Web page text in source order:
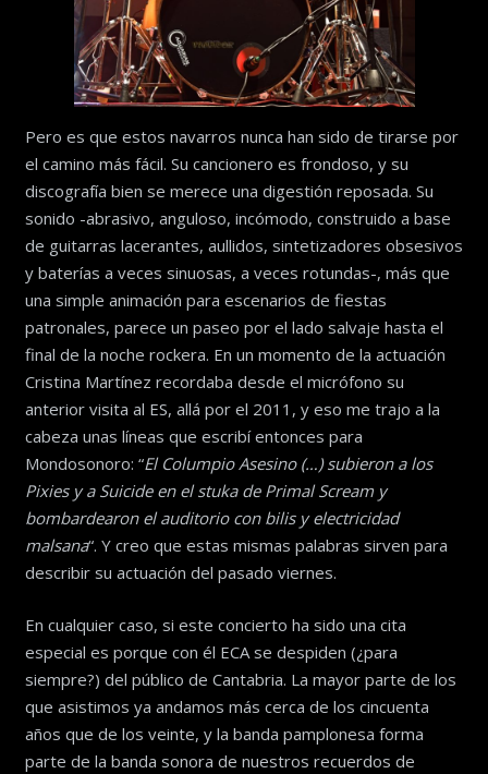
Pero es que estos navarros nunca han sido de tirarse por
el camino más fácil. Su cancionero es frondoso, y su
discografía bien se merece una digestión reposada. Su
sonido -abrasivo, anguloso, incómodo, construido a base
de guitarras lacerantes, aullidos, sintetizadores obsesivos
y baterías a veces sinuosas, a veces rotundas-, más que
una simple animación para escenarios de fiestas
patronales, parece un paseo por el lado salvaje hasta el
final de la noche rockera. En un momento de la actuación
Cristina Martínez recordaba desde el micrófono su
anterior visita al ES, allá por el 2011, y eso me trajo a la
cabeza unas líneas que escribí entonces para
Mondosonoro: “El Columpio Asesino (…) subieron a los
Pixies y a Suicide en el stuka de Primal Scream y
bombardearon el auditorio con bilis y electricidad
malsana“. Y creo que estas mismas palabras sirven para
describir su actuación del pasado viernes.
En cualquier caso, si este concierto ha sido una cita
especial es porque con él ECA se despiden (¿para
siempre?) del público de Cantabria. La mayor parte de los
que asistimos ya andamos más cerca de los cincuenta
años que de los veinte, y la banda pamplonesa forma
parte de la banda sonora de nuestros recuerdos de